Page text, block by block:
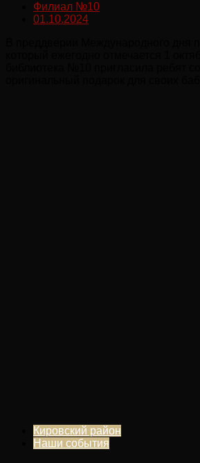
Филиал №10
01.10.2024
Кировский район
Наши события